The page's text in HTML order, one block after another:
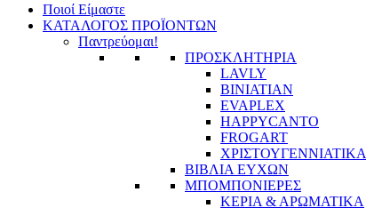
Ποιοί Είμαστε
ΚΑΤΑΛΟΓΟΣ ΠΡΟΪΟΝΤΩΝ
Παντρεύομαι!
ΠΡΟΣΚΛΗΤΗΡΙΑ
LAVLY
BINIATIAN
EVAPLEX
HAPPYCANTO
FROGART
ΧΡΙΣΤΟΥΓΕΝΝΙΑΤΙΚΑ
ΒΙΒΛΙΑ ΕΥΧΩΝ
ΜΠΟΜΠΟΝΙΕΡΕΣ
ΚΕΡΙΑ & ΑΡΩΜΑΤΙΚΑ